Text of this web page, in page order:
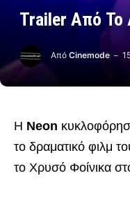
Trailer Από Το
Από Cinemode
Η Neon
το δραματικό φιλμ
το Χρυσό Φοίνικα